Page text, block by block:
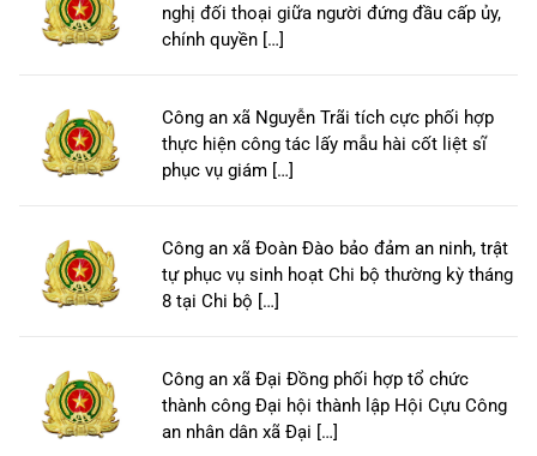
nghị đối thoại giữa người đứng đầu cấp ủy,
chính quyền […]
Công an xã Nguyễn Trãi tích cực phối hợp
thực hiện công tác lấy mẫu hài cốt liệt sĩ
phục vụ giám […]
Công an xã Đoàn Đào bảo đảm an ninh, trật
tự phục vụ sinh hoạt Chi bộ thường kỳ tháng
8 tại Chi bộ […]
Công an xã Đại Đồng phối hợp tổ chức
thành công Đại hội thành lập Hội Cựu Công
an nhân dân xã Đại […]